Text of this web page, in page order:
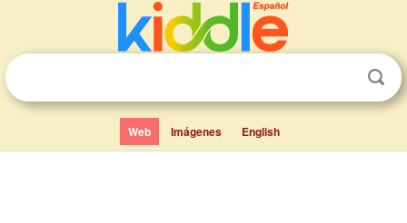
Web Imágenes English